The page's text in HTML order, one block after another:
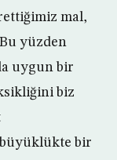
mal,
yüzden
uygun bir
biz
bir